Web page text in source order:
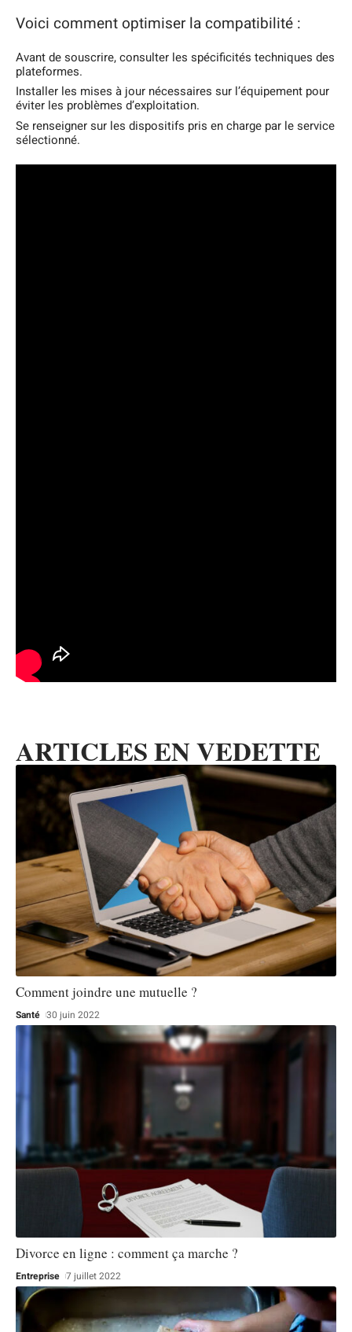
Voici comment optimiser la compatibilité :
Avant de souscrire, consulter les spécificités techniques des
plateformes.
Installer les mises à jour nécessaires sur l’équipement pour
éviter les problèmes d’exploitation.
Se renseigner sur les dispositifs pris en charge par le service
sélectionné.
ARTICLES EN VEDETTE
Comment joindre une mutuelle ?
Santé 30 juin 2022
Divorce en ligne : comment ça marche ?
Entreprise 7 juillet 2022